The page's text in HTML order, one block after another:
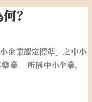
？
企業認定標準」之中小
業。 所稱中小企業，